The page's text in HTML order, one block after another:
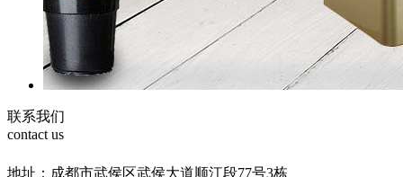
联系我们
contact us
地址：成都市武侯区武侯大道顺江段77号3栋